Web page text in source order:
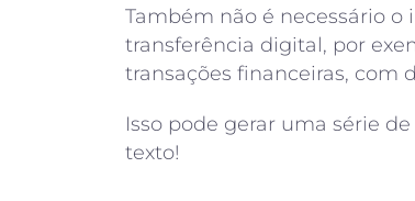
Também não é necessário
transferência digital, por
transações financeiras, com
Isso pode gerar uma série
texto!